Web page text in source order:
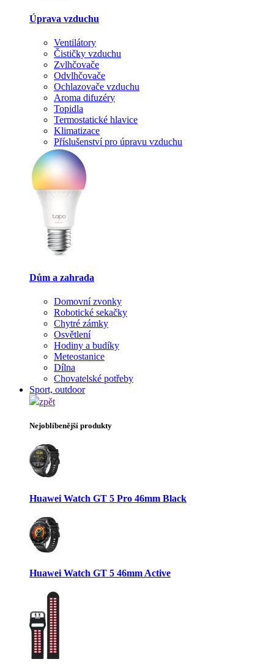
Úprava vzduchu
Ventilátory
Čističky vzduchu
Zvlhčovače
Odvlhčovače
Ochlazovače vzduchu
Aroma difuzéry
Topidla
Termostatické hlavice
Klimatizace
Příslušenství pro úpravu vzduchu
Dům a zahrada
Domovní zvonky
Robotické sekačky
Chytré zámky
Osvětlení
Hodiny a budíky
Meteostanice
Dílna
Chovatelské potřeby
Sport, outdoor
zpět
Nejoblíbenější produkty
Huawei Watch GT 5 Pro 46mm Black
Huawei Watch GT 5 46mm Active